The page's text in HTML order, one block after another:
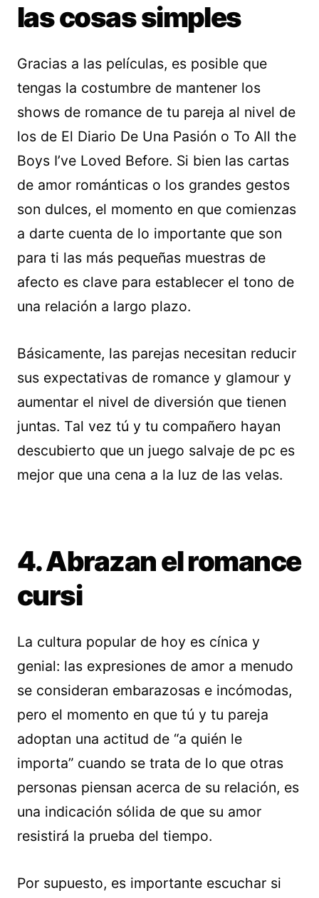
las cosas simples
Gracias a las películas, es posible que
tengas la costumbre de mantener los
shows de romance de tu pareja al nivel de
los de El Diario De Una Pasión o To All the
Boys I’ve Loved Before. Si bien las cartas
de amor románticas o los grandes gestos
son dulces, el momento en que comienzas
a darte cuenta de lo importante que son
para ti las más pequeñas muestras de
afecto es clave para establecer el tono de
una relación a largo plazo.
Básicamente, las parejas necesitan reducir
sus expectativas de romance y glamour y
aumentar el nivel de diversión que tienen
juntas. Tal vez tú y tu compañero hayan
descubierto que un juego salvaje de pc es
mejor que una cena a la luz de las velas.
4. Abrazan el romance
cursi
La cultura popular de hoy es cínica y
genial: las expresiones de amor a menudo
se consideran embarazosas e incómodas,
pero el momento en que tú y tu pareja
adoptan una actitud de “a quién le
importa” cuando se trata de lo que otras
personas piensan acerca de su relación, es
una indicación sólida de que su amor
resistirá la prueba del tiempo.
Por supuesto, es importante escuchar si